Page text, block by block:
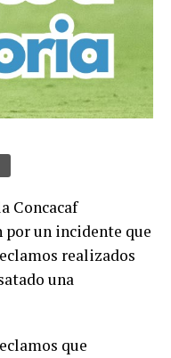
Concacaf
un incidente que
realizados
una
que